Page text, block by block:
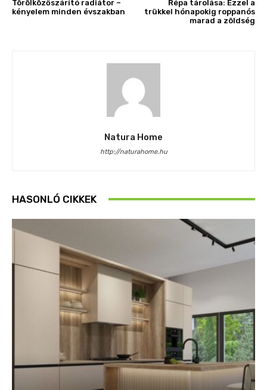
Törölközőszárító radiátor –
kényelem minden évszakban
Répa tárolása: Ezzel a
trükkel hónapokig roppanós
marad a zöldség
Natura Home
http://naturahome.hu
HASONLÓ CIKKEK